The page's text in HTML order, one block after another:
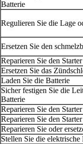
Batterie
Regulieren Sie die Lage
Ersetzen Sie den
Reparieren Sie den Starter
Ersetzen Sie das
Laden Sie die Batterie
Sicher festigen Sie die
Batterie
Reparieren Sie den Starter
Reparieren Sie den Starter
Reparieren Sie oder
Stellen Sie die